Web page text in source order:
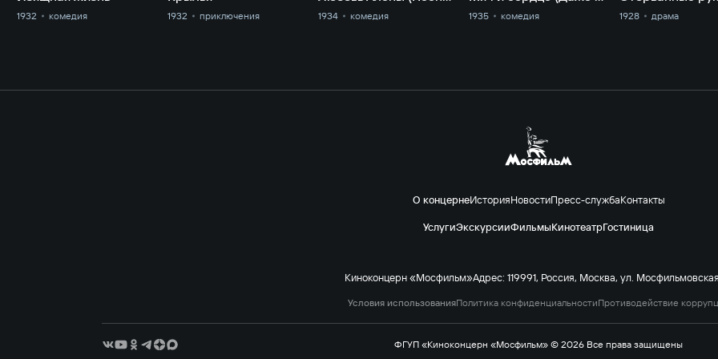
1932 комедия 1932 приключе­ния 1934 комедия 1935 комедия 1928 драма
О концернеИсторияНовостиПресс-службаКонтакты
УслугиЭкскурсииФильмыКинотеатрГостиница
Киноконцерн «Мосфильм»Адрес: 119991, Россия, Москва, ул.
Условия использованияПолитика конфиденциальностиПротиводействие
ФГУП «Киноконцерн «Мосфильм» © 2026 Все права защищены